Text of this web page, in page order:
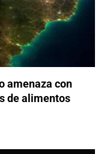
amenaza con
de alimentos